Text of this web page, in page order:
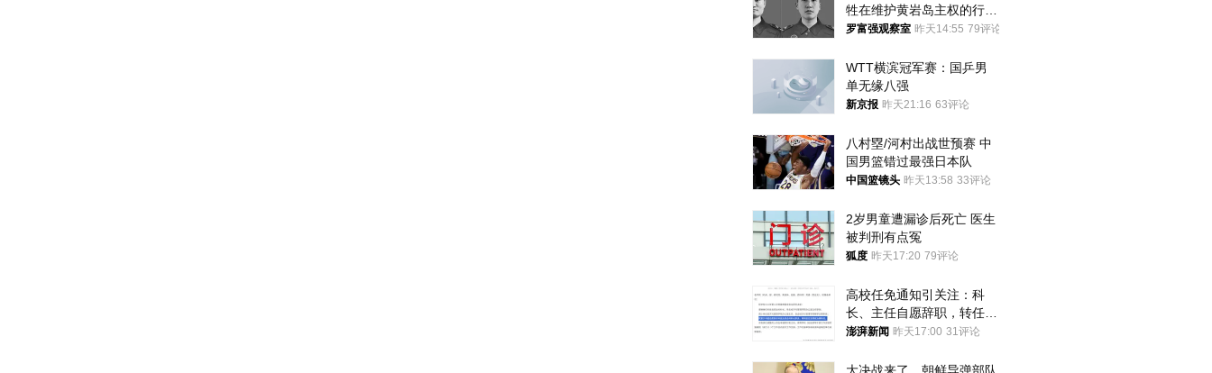
牲在维护黄岩岛主权的行动
中
罗富强观察室 昨天14:55 79评论
WTT横滨冠军赛：国乒男
单无缘八强
新京报 昨天21:16 63评论
八村塁/河村出战世预赛 中
国男篮错过最强日本队
中国篮镜头 昨天13:58 33评论
2岁男童遭漏诊后死亡 医生
被判刑有点冤
狐度 昨天17:20 79评论
高校任免通知引关注：科
长、主任自愿辞职，转任思
政辅导员
澎湃新闻 昨天17:00 31评论